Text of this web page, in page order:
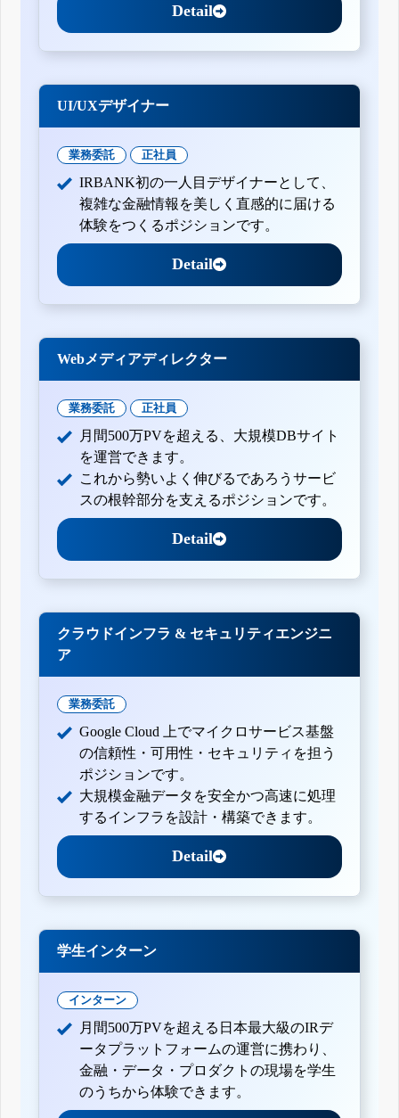
Detail
UI/UXデザイナー
業務委託 正社員
IRBANK初の一人目デザイナーとして、
複雑な金融情報を美しく直感的に届ける
体験をつくるポジションです。
Detail
Webメディアディレクター
業務委託 正社員
月間500万PVを超える、大規模DBサイト
を運営できます。
これから勢いよく伸びるであろうサービ
スの根幹部分を支えるポジションです。
Detail
クラウドインフラ & セキュリティエンジニ
ア
業務委託
Google Cloud 上でマイクロサービス基盤
の信頼性・可用性・セキュリティを担う
ポジションです。
大規模金融データを安全かつ高速に処理
するインフラを設計・構築できます。
Detail
学生インターン
インターン
月間500万PVを超える日本最大級のIRデ
ータプラットフォームの運営に携わり、
金融・データ・プロダクトの現場を学生
のうちから体験できます。